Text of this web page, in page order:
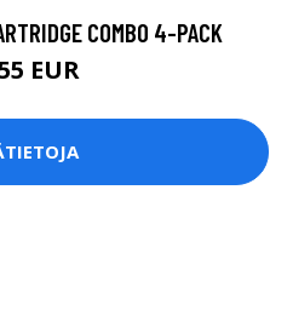
COMBO 4-PACK
EUR